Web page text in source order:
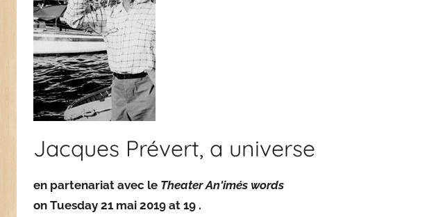
Jacques Prévert, a universe
en partenariat avec le Theater An'imés words
on Tuesday 21 mai 2019 at 19 .